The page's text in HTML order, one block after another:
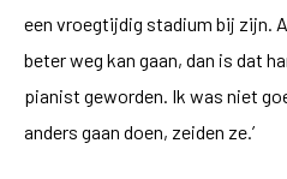
een vroegtijdig stadium bij zijn.
beter weg kan gaan, dan is dat
pianist geworden. Ik was niet
anders gaan doen, zeiden ze.’